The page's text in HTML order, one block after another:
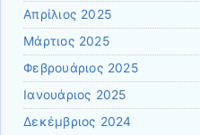
Απρίλιος 2025
Μάρτιος 2025
Φεβρουάριος 2025
Ιανουάριος 2025
Δεκέμβριος 2024